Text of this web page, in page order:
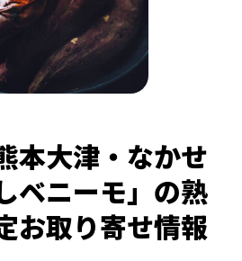
本大津・なかせ
ベニーモ」の熟
お取り寄せ情報